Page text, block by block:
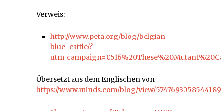
Verweis:
http://www.peta.org/blog/belgian-
blue-cattle/?
Übersetzt aus dem Englischen von
https://www.minds.com/blog/view/